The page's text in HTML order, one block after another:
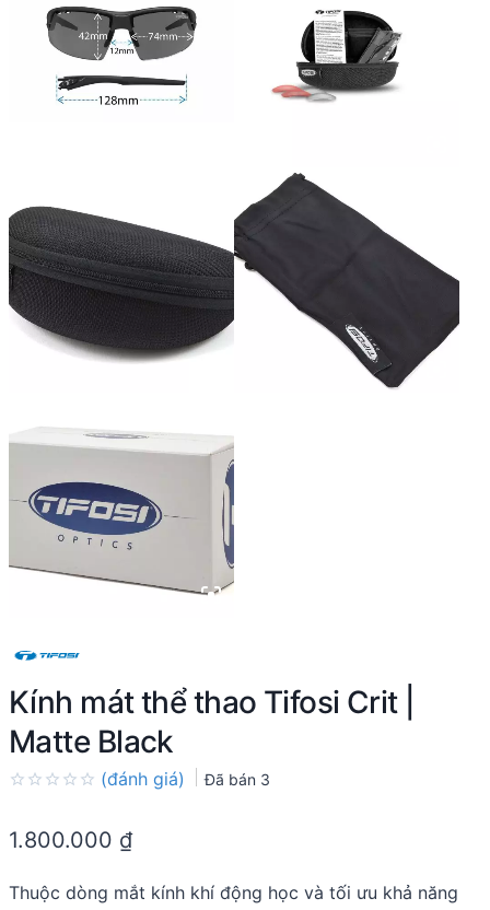
Kính mát thể thao Tifosi Crit |
Matte Black
out
(đánh giá) Đã bán 3
1.800.000 ₫
Thuộc dòng mắt kính khí động học và tối ưu khả năng